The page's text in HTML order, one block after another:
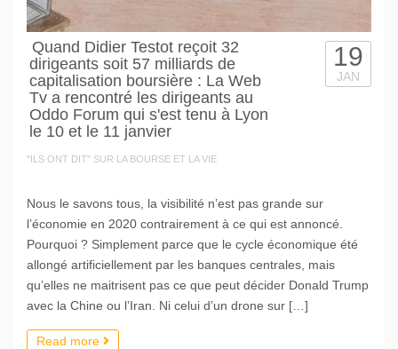
Quand Didier Testot reçoit 32
dirigeants soit 57 milliards de
capitalisation boursière : La Web
Tv a rencontré les dirigeants au
Oddo Forum qui s'est tenu à Lyon
le 10 et le 11 janvier
"ILS ONT DIT" SUR LA BOURSE ET LA VIE
19
JAN
Nous le savons tous, la visibilité n’est pas grande sur
l’économie en 2020 contrairement à ce qui est annoncé.
Pourquoi ? Simplement parce que le cycle économique été
allongé artificiellement par les banques centrales, mais
qu’elles ne maitrisent pas ce que peut décider Donald Trump
avec la Chine ou l’Iran. Ni celui d’un drone sur […]
Read more